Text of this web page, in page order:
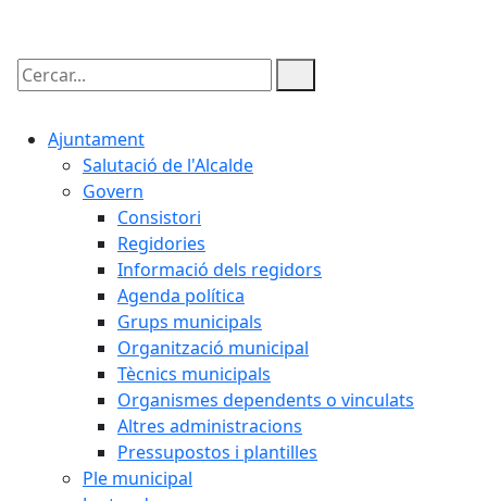
Cercar:
Ajuntament
Salutació de l'Alcalde
Govern
Consistori
Regidories
Informació dels regidors
Agenda política
Grups municipals
Organització municipal
Tècnics municipals
Organismes dependents o vinculats
Altres administracions
Pressupostos i plantilles
Ple municipal